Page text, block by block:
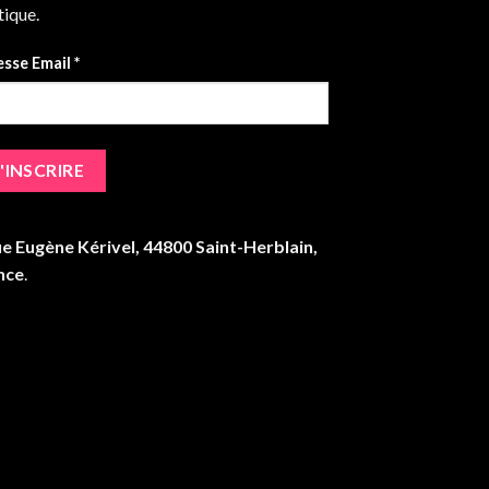
Email *
Eugène Kérivel, 44800 Saint-Herblain,
.